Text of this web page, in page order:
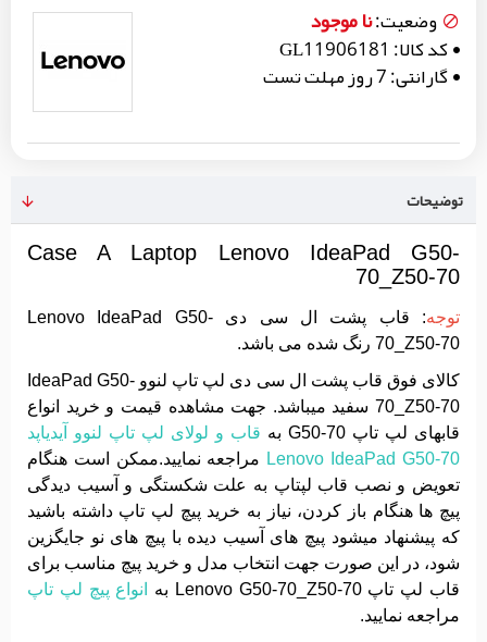
وضعیت:نا موجود
کد کالا: GL11906181
گارانتی:7 روز مهلت تست
توضیحات
Case A Laptop Lenovo IdeaPad G50-
70_Z50-70
توجه
: قاب پشت ال سی دی Lenovo IdeaPad G50-
70_Z50-70 رنگ شده می باشد.
کالای فوق قاب پشت ال سی دی لپ تاپ لنوو IdeaPad G50-
70_Z50-70 سفید میباشد. جهت مشاهده قیمت و خرید انواع
قابهای لپ تاپ G50-70 به
قاب و لولای لپ تاپ لنوو آیدیاپد
Lenovo IdeaPad G50-70 مراجعه نمایید.ممکن است هنگام
تعویض و نصب قاب لپتاپ به علت شکستگی و آسیب دیدگی
پیچ ها هنگام باز کردن، نیاز به خرید پیچ لپ تاپ داشته باشید
که پیشنهاد میشود پیچ های آسیب دیده با پیچ های نو جایگزین
شود، در این صورت جهت انتخاب مدل و خرید پیچ مناسب برای
قاب لپ تاپ Lenovo G50-70_Z50-70 به
انواع پیچ لپ تاپ
مراجعه نمایید.